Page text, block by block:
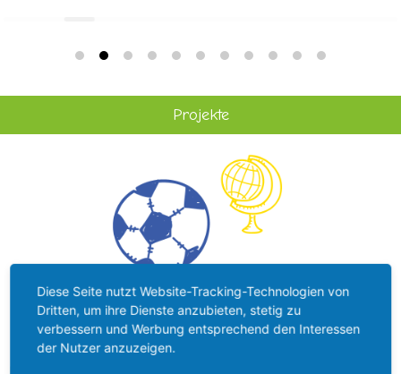
Projekte
Diese Seite nutzt Website-Tracking-Technologien von
Dritten, um ihre Dienste anzubieten, stetig zu
verbessern und Werbung entsprechend den Interessen
der Nutzer anzuzeigen.